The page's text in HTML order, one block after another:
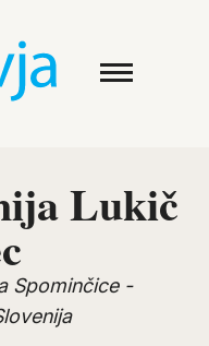
Lukič
Spominčice -